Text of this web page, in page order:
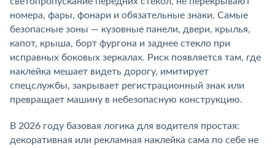
номера, фары, фонари и обязательные знаки. Самые
безопасные зоны — кузовные панели, двери, крылья,
капот, крыша, борт фургона и заднее стекло при
исправных боковых зеркалах. Риск появляется там, где
наклейка мешает видеть дорогу, имитирует
спецслужбы, закрывает регистрационный знак или
превращает машину в небезопасную конструкцию.
В 2026 году базовая логика для водителя простая:
декоративная или рекламная наклейка сама по себе не